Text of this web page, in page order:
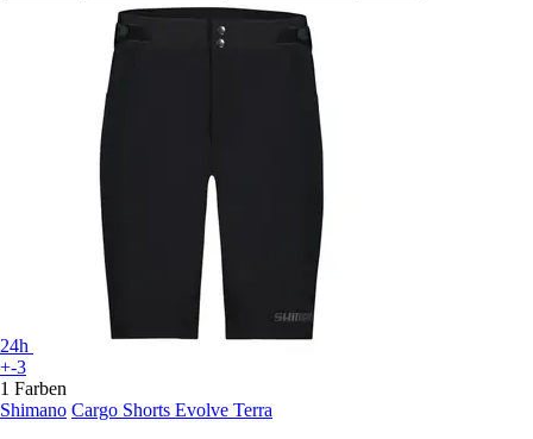
24h
+-3
1 Farben
Shimano Cargo Shorts Evolve Terra